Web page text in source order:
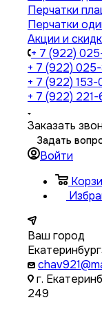
Перчатки
Перчатки
Акции и
+ 7 (922)
+ 7 (922)
+ 7 (922)
+ 7 (922)
Заказать
Задать
Войти
Ваш город
Екатеринбург
г.
249